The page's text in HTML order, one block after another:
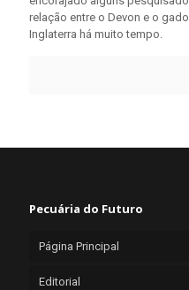
relação entre o Devon e o
Inglaterra há muito tempo.
Pecuária do Futuro
Página Principal
Editorial